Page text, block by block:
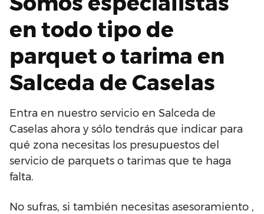
en todo tipo de
parquet o tarima en
Salceda de Caselas
Entra en nuestro servicio en Salceda de
Caselas ahora y sólo tendrás que indicar para
qué zona necesitas los presupuestos del
servicio de parquets o tarimas que te haga
falta.
No sufras, si también necesitas asesoramiento ,